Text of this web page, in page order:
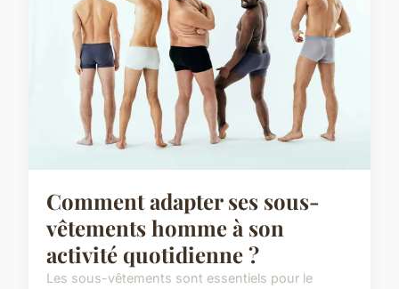
Comment adapter ses sous-
vêtements homme à son
activité quotidienne ?
Les sous-vêtements sont essentiels pour le